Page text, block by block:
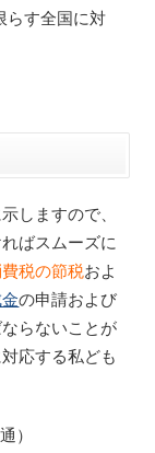
らす全国に対
しますので、
ばスムーズに
税の節税およ
の申請および
らないことが
応する私ども
）